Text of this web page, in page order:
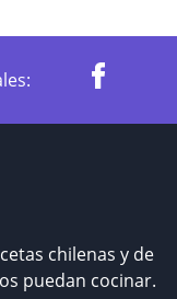
chilenas y de
puedan cocinar.